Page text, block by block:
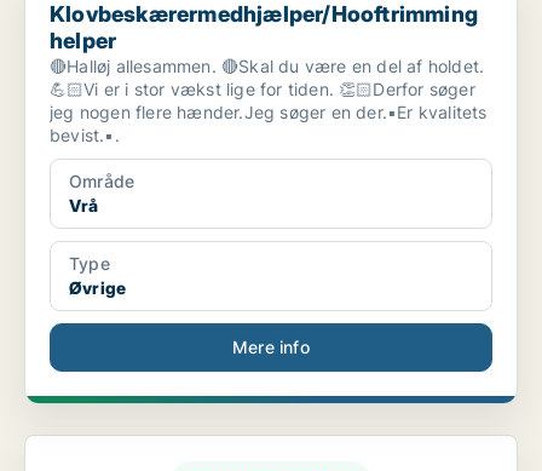
Klovbeskærermedhjælper/Hooftrimming
helper
🔴Halløj allesammen. 🔴Skal du være en del af holdet.
💪🏻Vi er i stor vækst lige for tiden. 👏🏻Derfor søger
jeg nogen flere hænder.Jeg søger en der.▪️Er kvalitets
bevist.▪.
Område
Vrå
Type
Øvrige
Mere info